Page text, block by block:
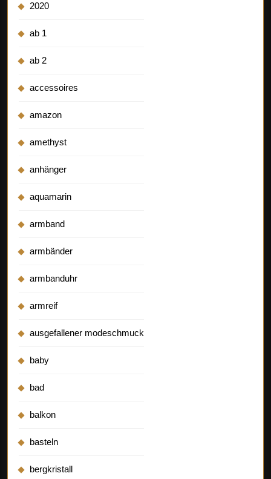
2020
ab 1
ab 2
accessoires
amazon
amethyst
anhänger
aquamarin
armband
armbänder
armbanduhr
armreif
ausgefallener modeschmuck
baby
bad
balkon
basteln
bergkristall